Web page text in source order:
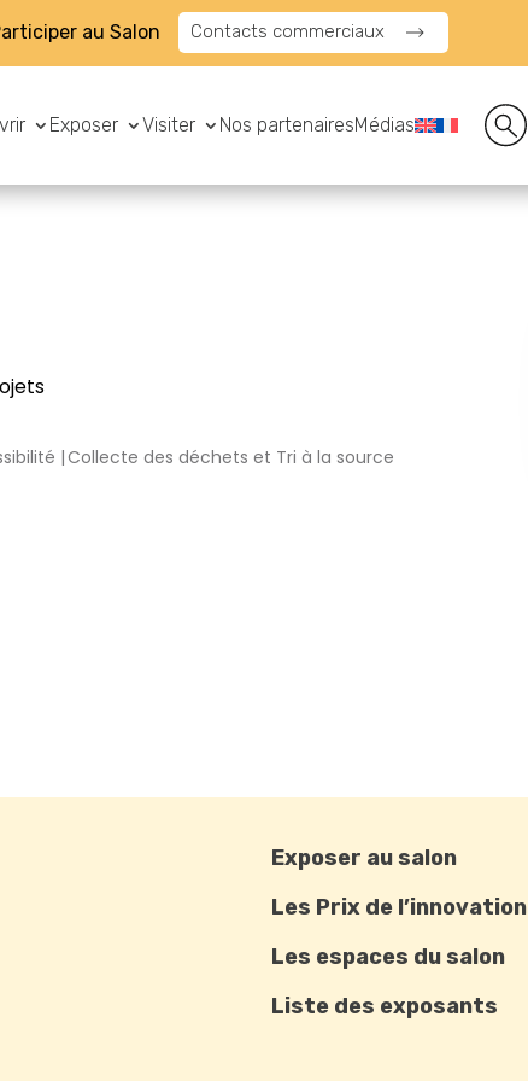
au Salon Contacts commerciaux
Exposer Visiter Nos partenairesMédias
Collecte des déchets et Tri à la source
Exposer au salon
Les Prix de l’innovation
Les espaces du salon
Liste des exposants